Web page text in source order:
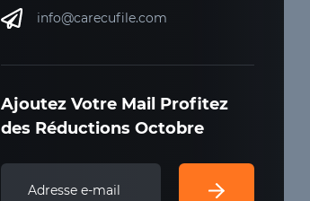
info@carecufile.com
Ajoutez Votre Mail Profitez
des Réductions Octobre